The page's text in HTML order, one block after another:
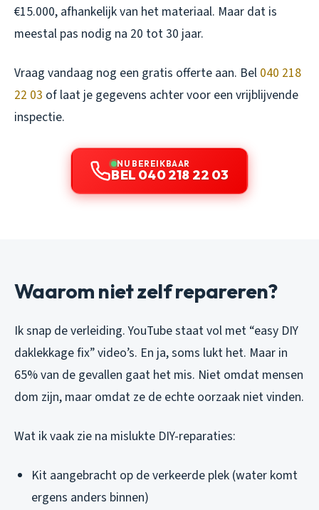
€15.000, afhankelijk van het materiaal. Maar dat is
meestal pas nodig na 20 tot 30 jaar.
Vraag vandaag nog een gratis offerte aan. Bel 040 218
22 03 of laat je gegevens achter voor een vrijblijvende
inspectie.
NU BEREIKBAAR
BEL 040 218 22 03
Waarom niet zelf repareren?
Ik snap de verleiding. YouTube staat vol met “easy DIY
daklekkage fix” video’s. En ja, soms lukt het. Maar in
65% van de gevallen gaat het mis. Niet omdat mensen
dom zijn, maar omdat ze de echte oorzaak niet vinden.
Wat ik vaak zie na mislukte DIY-reparaties:
Kit aangebracht op de verkeerde plek (water komt
ergens anders binnen)